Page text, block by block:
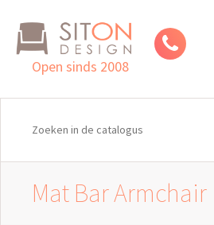
Open sinds 2008
Mat Bar Armchair